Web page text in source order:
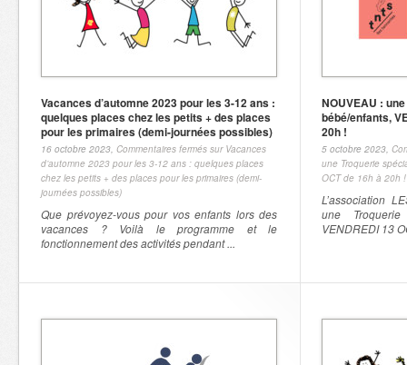
Vacances d’automne 2023 pour les 3-12 ans :
quelques places chez les petits + des places
pour les primaires (demi-journées possibles)
16 octobre 2023, Commentaires fermés sur Vacances
d’automne 2023 pour les 3-12 ans : quelques places
chez les petits + des places pour les primaires (demi-
journées possibles)
Que prévoyez-vous pour vos enfants lors des
vacances ? Voilà le programme et le
fonctionnement des activités pendant ...
NOUVEAU :
bébé/enfants,
20h !
5 octobre 2023,
une Troquerie
OCT de 16h à 20h !
L’association
une
VENDREDI 13